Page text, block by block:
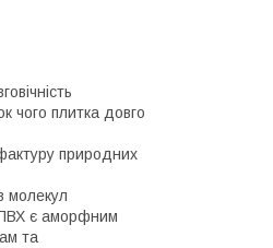
чого плитка довго
природних
молекул
ПВХ є аморфним
та